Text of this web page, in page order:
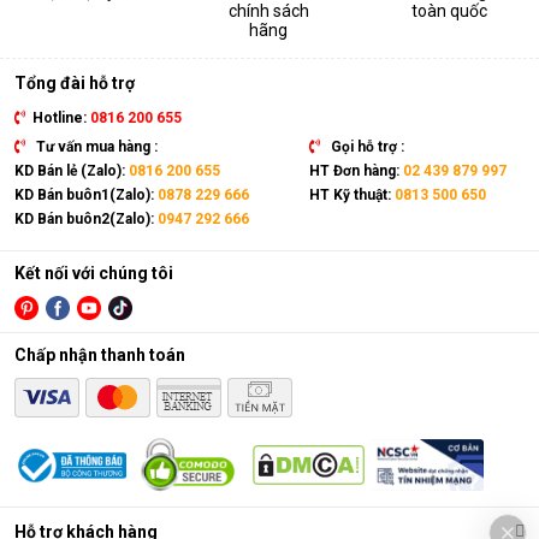
thiết bị. Sản phẩm có kích thước gọn nhẹ, kết hợp cùng bánh
xe và tay cầm nên có thể dễ dàng di chuyển tới mọi vị trí trong
Điều hòa di động là gì?
Các chức năng chính của máy bao gồm: Làm lạnh, quạt gió,
chính sách
hãng
toàn quốc
Tổng đài hỗ trợ
Hotline: 0816 200 655
Tư vấn mua hàng :
KD Bán lẻ (Zalo): 0816 200 655
KD Bán buôn1(Zalo): 0878 229 666
KD Bán buôn2(Zalo): 0947 292 666
Gọi hỗ trợ :
HT Đơn hàng: 02 439 879 997
HT Kỹ thuật: 0813 500 650
Hỗ trợ khách hàng
Kết nối với chúng tôi
Chấp nhận thanh toán